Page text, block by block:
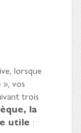
lorsque
», vos
trois
la
utile :